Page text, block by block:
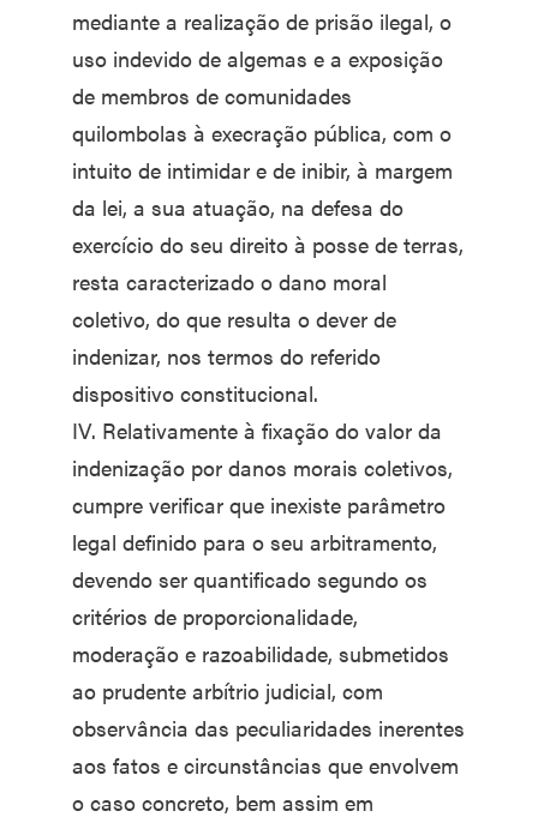
mediante a realização de prisão ilegal, o
uso indevido de algemas e a exposição
de membros de comunidades
quilombolas à execração pública, com o
intuito de intimidar e de inibir, à margem
da lei, a sua atuação, na defesa do
exercício do seu direito à posse de terras,
resta caracterizado o dano moral
coletivo, do que resulta o dever de
indenizar, nos termos do referido
dispositivo constitucional.
IV. Relativamente à fixação do valor da
indenização por danos morais coletivos,
cumpre verificar que inexiste parâmetro
legal definido para o seu arbitramento,
devendo ser quantificado segundo os
critérios de proporcionalidade,
moderação e razoabilidade, submetidos
ao prudente arbítrio judicial, com
observância das peculiaridades inerentes
aos fatos e circunstâncias que envolvem
o caso concreto, bem assim em